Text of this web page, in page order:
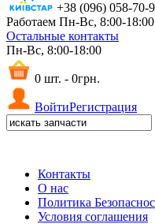
+38 (096) 058-70-
Работаем Пн-Вс, 8:00-18:00
Остальные контакты
Пн-Вс, 8:00-18:00
0 шт. - 0грн.
ВойтиРегистрация
Контакты
О нас
Политика
Условия соглашения